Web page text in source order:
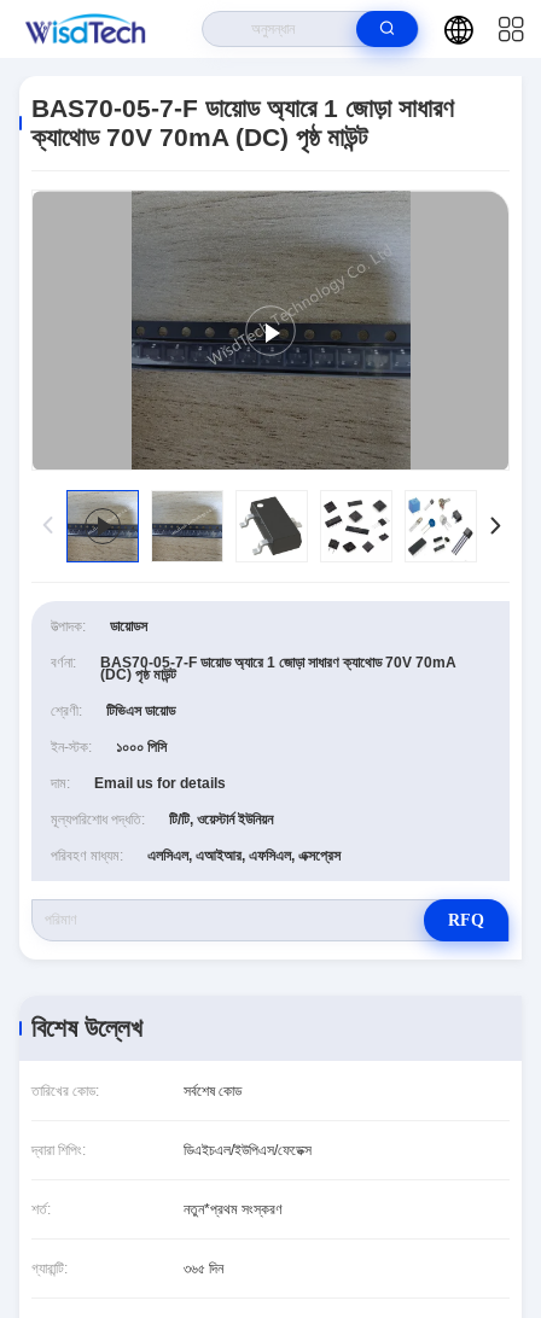
70mA (DC) পৃষ্ঠ মাউন্ট
BAS70-05-7-F ডায়োড অ্যারে 1 জোড়া সাধারণ
ক্যাথোড 70V 70mA (DC) পৃষ্ঠ মাউন্ট
উত্পাদক: ডায়োডস
বর্ণনা: BAS70-05-7-F ডায়োড অ্যারে 1 জোড়া সাধারণ ক্যাথোড 70V 70mA
(DC) পৃষ্ঠ মাউন্ট
শ্রেণী: টিভিএস ডায়োড
ইন-স্টক: ১০০০ পিসি
দাম: Email us for details
মূল্যপরিশোধ পদ্ধতি: টি/টি, ওয়েস্টার্ন ইউনিয়ন
পরিবহণ মাধ্যম: এলসিএল, এআইআর, এফসিএল, এক্সপ্রেস
RFQ
বিশেষ উল্লেখ
তারিখের কোড: সর্বশেষ কোড
দ্বারা শিপিং: ডিএইচএল/ইউপিএস/ফেডেক্স
শর্ত: নতুন*প্রথম সংস্করণ
গ্যারান্টি: ৩৬৫ দিন